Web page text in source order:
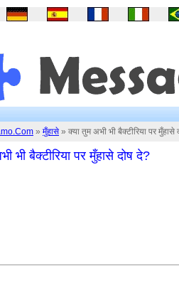
» मुँहासे » क्या तुम अभी भी बैक्टीरिया पर मुँहासे
भी बैक्टीरिया पर मुँहासे दोष दे?